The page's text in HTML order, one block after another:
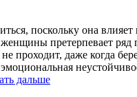
поскольку она
претерпевает
проходит, даже когда
дальше